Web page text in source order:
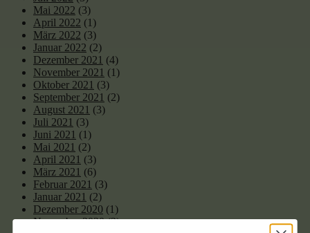
Mai 2022 (3)
April 2022 (1)
März 2022 (3)
Januar 2022 (2)
Dezember 2021 (4)
November 2021 (1)
Oktober 2021 (3)
September 2021 (2)
August 2021 (3)
Juli 2021 (3)
Juni 2021 (1)
Mai 2021 (2)
April 2021 (3)
März 2021 (6)
Februar 2021 (3)
Januar 2021 (2)
Dezember 2020 (1)
November 2020(3)